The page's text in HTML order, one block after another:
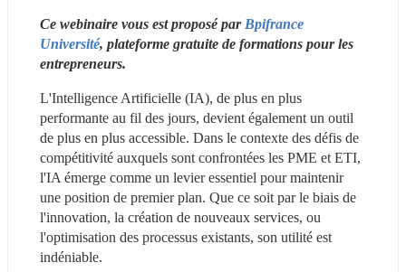
Ce webinaire vous est proposé par Bpifrance
Université, plateforme gratuite de formations pour les
entrepreneurs.
L'Intelligence Artificielle (IA), de plus en plus
performante au fil des jours, devient également un outil
de plus en plus accessible. Dans le contexte des défis de
compétitivité auxquels sont confrontées les PME et ETI,
l'IA émerge comme un levier essentiel pour maintenir
une position de premier plan. Que ce soit par le biais de
l'innovation, la création de nouveaux services, ou
l'optimisation des processus existants, son utilité est
indéniable.